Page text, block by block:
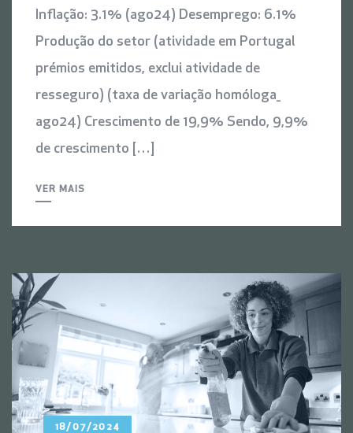
Inflação: 3.1% (ago24) Desemprego: 6.1%
Produção do setor (atividade em Portugal
prémios emitidos, exclui atividade de
resseguro) (taxa de variação homóloga_
ago24) Crescimento de 19,9% Sendo, 9,9%
de crescimento […]
VER MAIS
18/07/2024